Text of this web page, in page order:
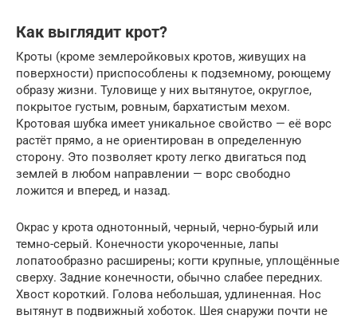
Как выглядит крот?
Кроты (кроме землеройковых кротов, живущих на
поверхности) приспособлены к подземному, роющему
образу жизни. Туловище у них вытянутое, округлое,
покрытое густым, ровным, бархатистым мехом.
Кротовая шубка имеет уникальное свойство — её ворс
растёт прямо, а не ориентирован в определенную
сторону. Это позволяет кроту легко двигаться под
землей в любом направлении — ворс свободно
ложится и вперед, и назад.
Окрас у крота однотонный, черный, черно-бурый или
темно-серый. Конечности укороченные, лапы
лопатообразно расширены; когти крупные, уплощённые
сверху. Задние конечности, обычно слабее передних.
Хвост короткий. Голова небольшая, удлиненная. Нос
вытянут в подвижный хоботок. Шея снаружи почти не